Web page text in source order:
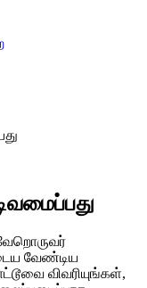
வேண்டிய
விவரியுங்கள்,